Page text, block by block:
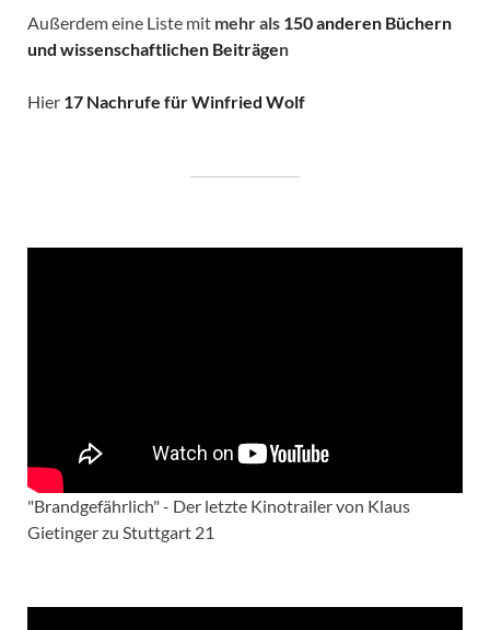
Außerdem eine Liste mit mehr als 150 anderen Büchern
und wissenschaftlichen Beiträgen
Hier 17 Nachrufe für Winfried Wolf
"Brandgefährlich" - Der letzte Kinotrailer von Klaus
Gietinger zu Stuttgart 21